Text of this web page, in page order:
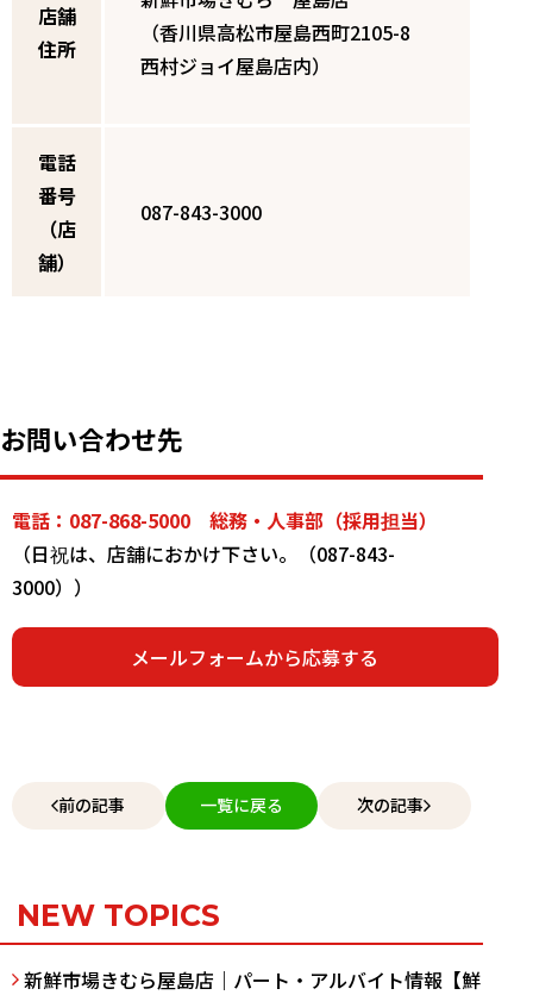
店舗
住所
（香川県高松市屋島西町2105-8
西村ジョイ屋島店内）
電話
番号
（店
舗）
087-843-3000
お問い合わせ先
電話： 087-868-5000 総務・人事部（採用担当）
（日祝は、店舗におかけ下さい。（087-843-
3000））
メールフォームから応募する
前の記事 一覧に戻る 次の記事
NEW TOPICS
新鮮市場きむら屋島店｜パート・アルバイト情報【鮮